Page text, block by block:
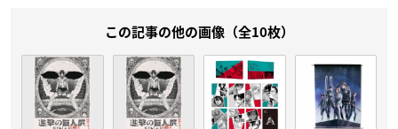
この記事の他の画像（全10枚）